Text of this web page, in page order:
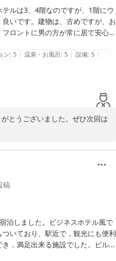
ルは3、4階なのですが、1階にウ
いです。建物は、古めですが、お
ロントに男の方が常に居て安心で
粥を食べてみたいと思います。
ン: 5 | 温泉・お風呂: 5 | 設備: 5 |
とうございました。ぜひ次回は
営店が中国料理の店ですので、
す。
稿
泊しました。ビジネスホテル風で
いており、駅近で，観光にも便利
，満足出来る施設でした。ビルの
したのでチェックイン時は少し